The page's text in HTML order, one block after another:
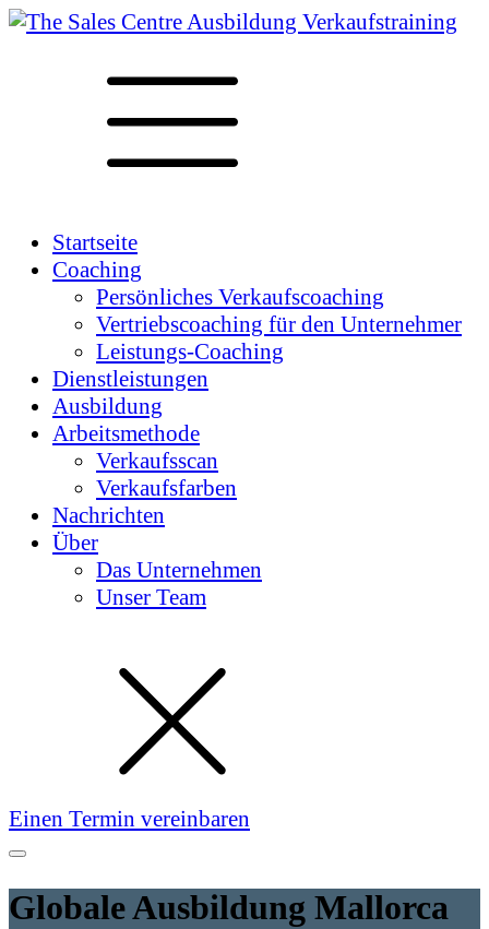
Startseite
Coaching
Persönliches Verkaufscoaching
Vertriebscoaching für den Unternehmer
Leistungs-Coaching
Dienstleistungen
Ausbildung
Arbeitsmethode
Verkaufsscan
Verkaufsfarben
Nachrichten
Über
Das Unternehmen
Unser Team
Einen Termin vereinbaren
Globale Ausbildung Mallorca